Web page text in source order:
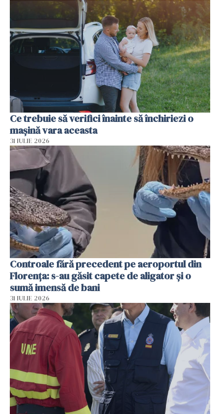
Ce trebuie să verifici înainte să închiriezi o
mașină vara aceasta
31 IULIE 2026
Controale fără precedent pe aeroportul din
Florența: s-au găsit capete de aligator și o
sumă imensă de bani
31 IULIE 2026